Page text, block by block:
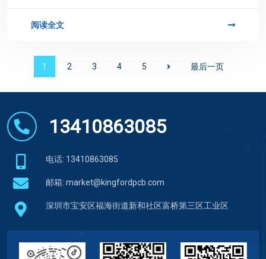
阅读全文
1 2 3 4 5 最后一页
13410863085
电话: 13410863085
邮箱: market@kingfordpcb.com
深圳市宝安区福海街道新和社区富桥第三区工业区